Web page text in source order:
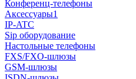
Конференц-телефоны
Аксессуары1
IP-ATC
Sip оборудование
Настольные телефоны
FXS/FXO-шлюзы
GSM-шлюзы